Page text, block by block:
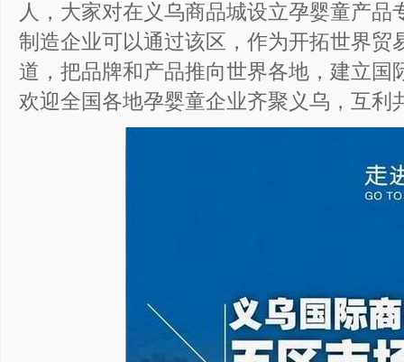
人，大家对在义乌商品城设立孕婴童产
制造企业可以通过该区，作为开拓世界贸
道，把品牌和产品推向世界各地，建立国
欢迎全国各地孕婴童企业齐聚义乌，互利